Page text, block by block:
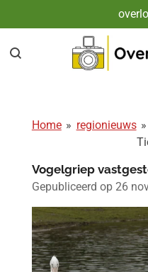
direct
naar
Home » regionieuws »
Vogelgriep
Gepubliceerd op 26